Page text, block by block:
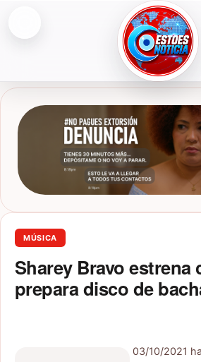
MÚSICA
Sharey Bravo estrena
prepara disco de
03/10/2021